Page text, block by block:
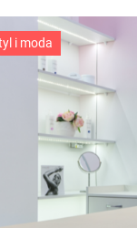
i moda